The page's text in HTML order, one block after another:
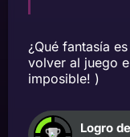
¿Qué fantasía
volver al juego
imposible! )
Logro